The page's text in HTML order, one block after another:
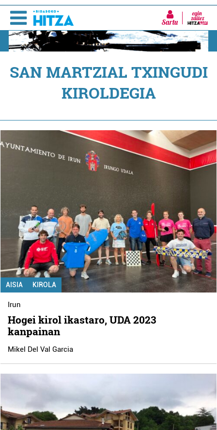
Sartu
SAN MARTZIAL TXINGUDI
KIROLDEGIA
AISIA KIROLA
Irun
Hogei kirol ikastaro, UDA 2023
kanpainan
Mikel Del Val Garcia